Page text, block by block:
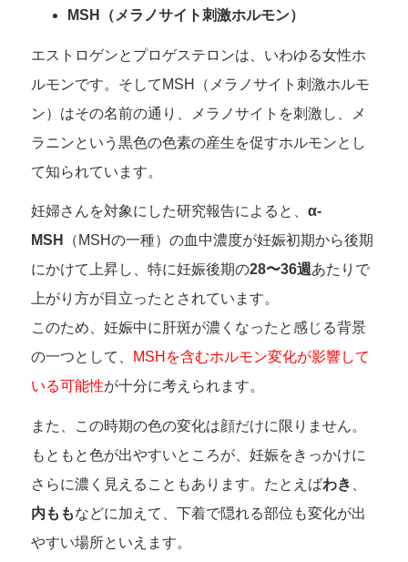
MSH（メラノサイト刺激ホルモン）
エストロゲンとプロゲステロンは、いわゆる女性ホ
ルモンです。そしてMSH（メラノサイト刺激ホルモ
ン）はその名前の通り、メラノサイトを刺激し、メ
ラニンという黒色の色素の産生を促すホルモンとし
て知られています。
妊婦さんを対象にした研究報告によると、 α-
MSH
（MSHの一種）の血中濃度が妊娠初期から後期
にかけて上昇し、特に妊娠後期の28〜36週 あたりで
上がり方が目立ったとされています。
このため、妊娠中に肝斑が濃くなったと感じる背景
の一つとして、
MSHを含むホルモン変化が影響して
いる可能性が十分に考えられます。
また、この時期の色の変化は顔だけに限りません。
もともと色が出やすいところが、妊娠をきっかけに
さらに濃く見えることもあります。たとえばわき
内ももなどに加えて、下着で隠れる部位も変化が出
やすい場所といえます。